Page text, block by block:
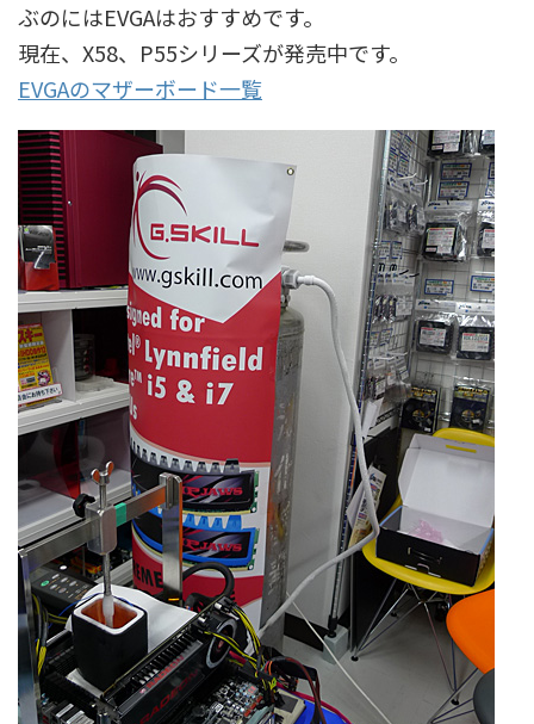
ぶのにはEVGAはおすすめです。
現在、X58、P55シリーズが発売中です。
EVGAのマザーボード一覧